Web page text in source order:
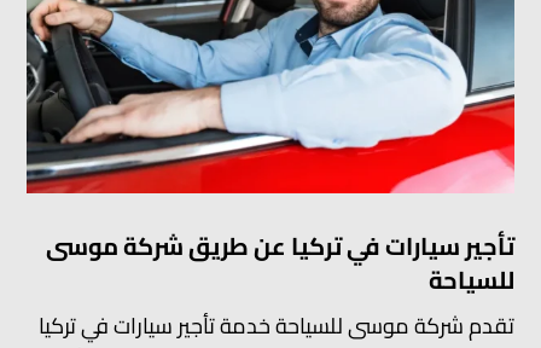
تأجير سيارات في تركيا عن طريق شركة موسى
للسياحة
تقدم شركة موسى للسياحة خدمة تأجير سيارات في تركيا